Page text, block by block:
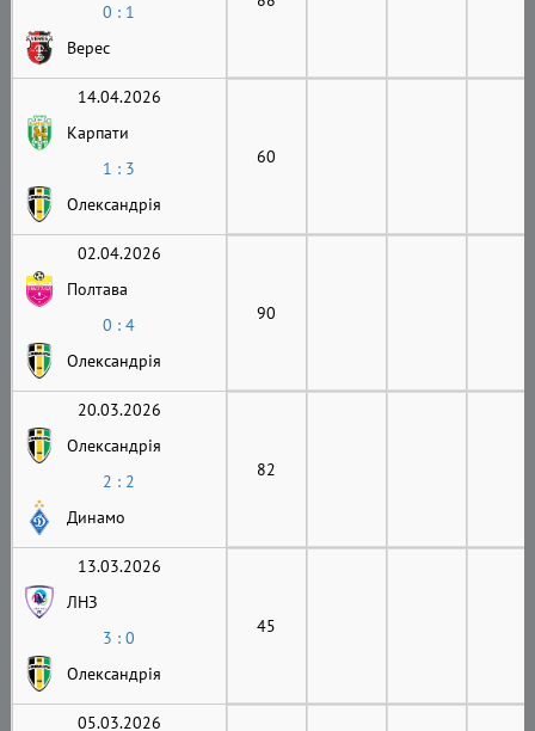
0 : 1
Верес
14.04.2026
Карпати
1 : 3
Олександрія
60
02.04.2026
Полтава
0 : 4
Олександрія
90
20.03.2026
Олександрія
2 : 2
Динамо
82
13.03.2026
ЛНЗ
3 : 0
Олександрія
45
05.03.2026